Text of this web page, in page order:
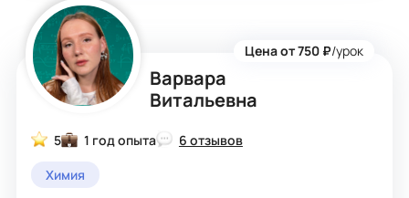
Варвара
Витальевна
Цена от 750 ₽/урок
5 1 год опыта
6 отзывов
Химия